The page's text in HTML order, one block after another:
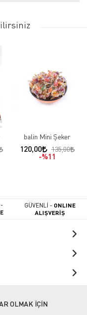
balin Mini Şeker
120,00
135,00
%11
GÜVENLİ - ONLINE
ALIŞVERİŞ
OLMAK İÇİN